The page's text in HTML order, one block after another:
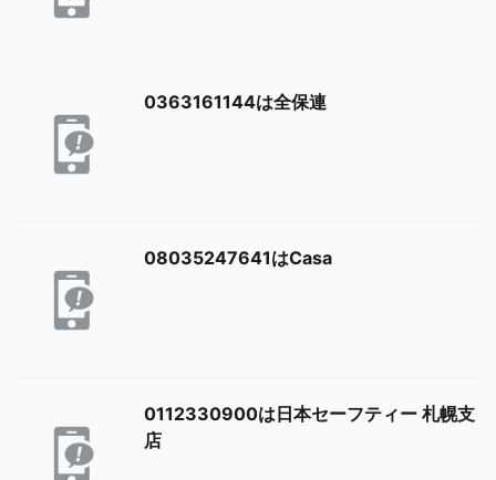
0363161144は全保連
08035247641はCasa
0112330900は日本セーフティー 札幌支
店